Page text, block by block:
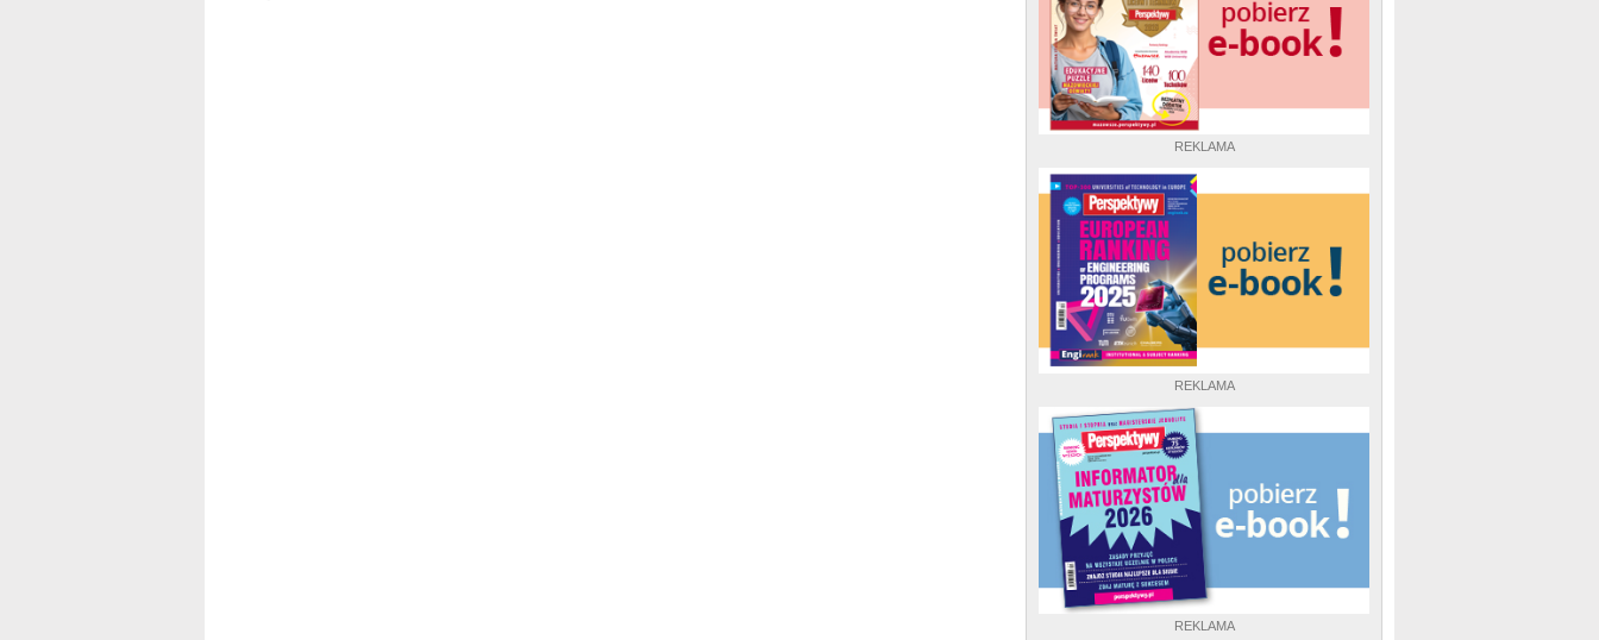
REKLAMA
REKLAMA
REKLAMA